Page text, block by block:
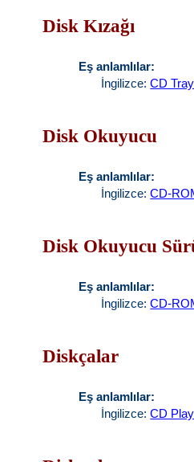
Disk Kızağı
Eş anlamlılar:
İngilizce:CD Tray
Disk Okuyucu
Eş anlamlılar:
İngilizce:CD-
Disk Okuyucu
Eş anlamlılar:
İngilizce:CD-
Diskçalar
Eş anlamlılar:
İngilizce:CD